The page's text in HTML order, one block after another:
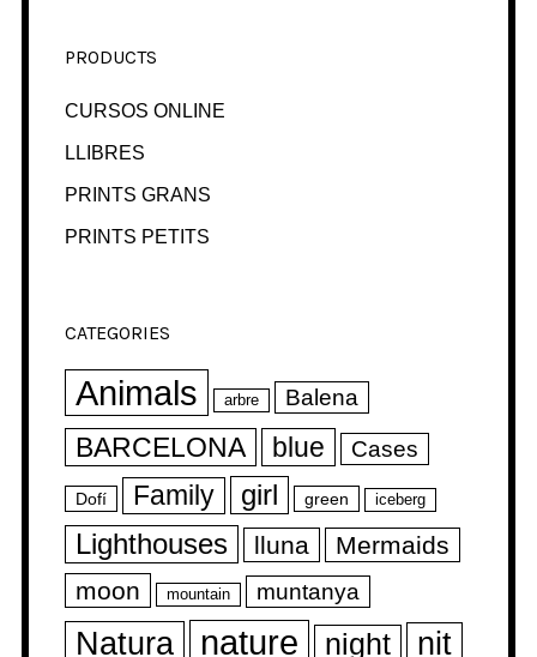
PRODUCTS
CURSOS ONLINE
LLIBRES
PRINTS GRANS
PRINTS PETITS
CATEGORIES
Animals arbre Balena
BARCELONA blue Cases
Dofí Family girl green iceberg
Lighthouses lluna
Mermaids
moon
mountain muntanya
Natura nature night nit